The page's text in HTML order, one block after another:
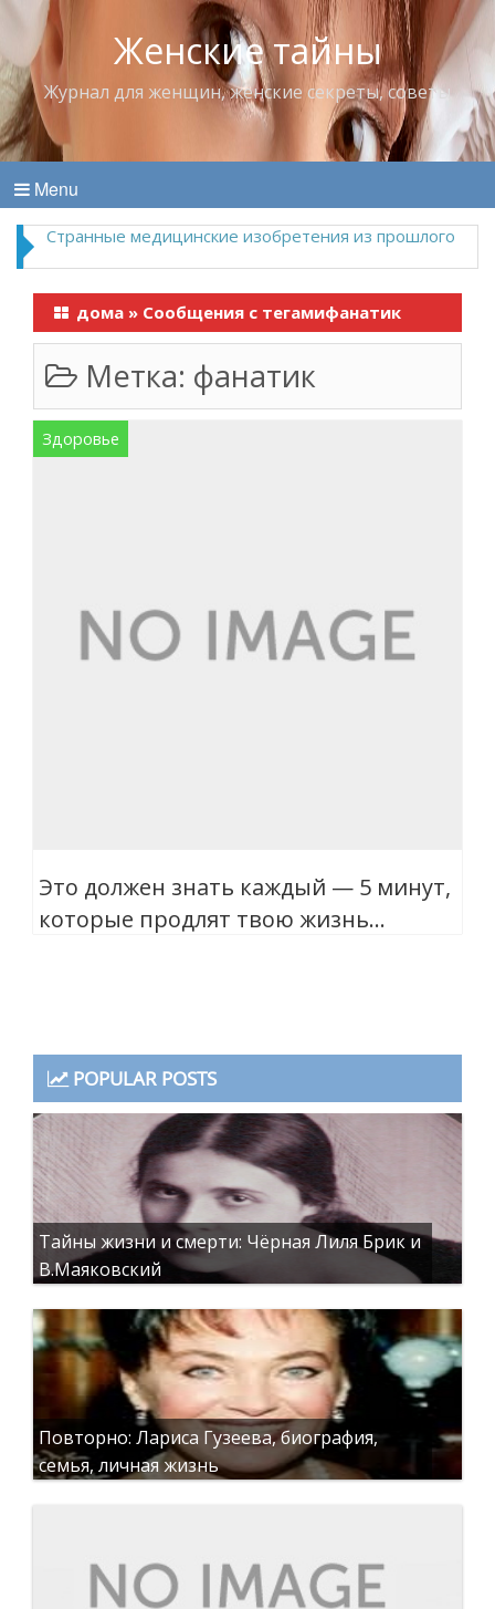
Женские тайны
Журнал для женщин, женские секреты, советы
Menu
Странные медицинские изобретения из прошлого
дома » Сообщения с тегамифанатик
Метка: фанатик
Здоровье
Это должен знать каждый — 5 минут,
которые продлят твою жизнь…
POPULAR POSTS
Тайны жизни и смерти: Чёрная Лиля Брик и
В.Маяковский
Повторно: Лариса Гузеева, биография,
семья, личная жизнь